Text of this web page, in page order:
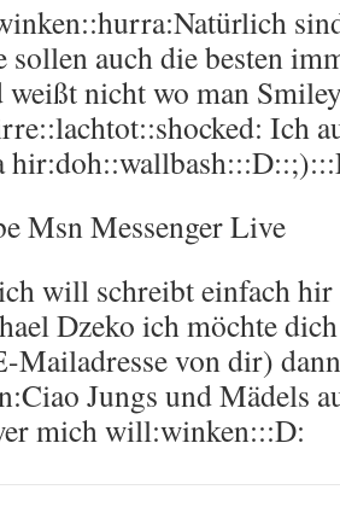
sollen auch die besten
weißt nicht wo man
Ich
Msn Messenger Live
will schreibt einfach hir
Dzeko ich möchte
Mailadresse von dir)
Jungs und Mädels
mich will:winken:::D: